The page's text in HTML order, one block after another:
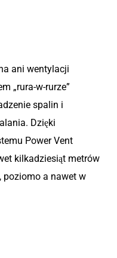
ani wentylacji
„rura-w-rurze”
spalin i
Dzięki
Power Vent
kilkadziesiąt metrów
poziomo a nawet w